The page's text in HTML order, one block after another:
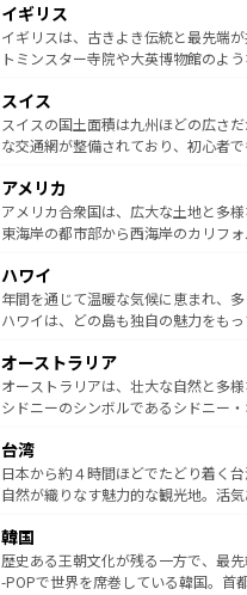
いる。シャンパンの発祥地であるラン
香り高いラベンダー畑など、多彩な
らに、パリ以外の地域にも魅力が溢
れる地方に足を運ぶとそれぞれで全く
きるだろう。 なお、新着のフラン
を参照してほしい。
顔を持つこの国は、どこを歩いても飽
ルリンの文化的活気、バイエルン州
してライン川沿いのワイン畑といっ
は、お酒好きな人にはぜひ体験してほしい。 なお
ドイツ情報はコンテンツ一覧を参照
イギリス
イギリスは、古きよき伝統と最先端
トミンスター寺院や大英博物館のよ
リアごとに異なる魅力がある。また、
ティー、ビール好きにはたまらない
戦など、本場だからこそできる体験
ンツ一覧を参照してほしい。
スイス
スイスの国土面積は九州ほどの広さ
な交通網が整備されており、初心者
の建物がそのまま残る町や、スイスな
博物館もあり、アルプス観光だけでな
ことができる。国民の所得が高いた
ば市内交通費無料で観光を楽しむこともでき
着のスイス情報はコンテンツ一覧 を
アメリカ
アメリカ合衆国は、広大な土地と多様
東海岸の都市部から西海岸のカリフ
のような巨大都市は、観光、ショッピ
ンメントが詰まった刺激的なスポッ
西部には大自然が広がり、グランド
部のニューオーリンズでは、音楽と美
文化が魅力。旅行者はアメリカの各地
しみながら、その多様性と豊かな歴
ならではの贅沢な旅のスタイルだ。 なお、新着のアメリカ
情報はコンテンツ一覧を参照してほ
ハワイ
年間を通じて温暖な気候に恵まれ、
ハワイは、どの島も独自の魅力をも
ワイ島は見逃せない。また、定番の観
島だが、静かな自然を求めるならマウ
おすすめ。エメラルドグリーンに輝
れるおもてなしの心で訪れる人々を迎
人々、おいしいローカルフードやハ
ク、伝統的なフラダンスなど、すべ
ワイを、存分に味わってほしい。 なお、新着のハワイ情報
はコンテンツ一覧を参照してほしい。
オーストラリア
オーストラリアは、壮大な自然と多様
シドニーのシンボルであるシドニー
リアリーフや大陸中央部にそびえるウ
ク）、タスマニアの美しい原生林や
ど、見どころがたくさん。また、カ
いる。アクティビティも充実しており
ビング、ハイキングなど、アウトド
い。オーストラリアの多彩な魅力を
台湾
日本から約４時間ほどでたどり着く
自然が織りなす魅力的な観光地。活
ン）、静ひつな山岳地帯である台湾東
と山間の静けさが共存しており、訪
驚きをもたらしてくれる。また、奥
韓国
歴史ある王朝文化が残る一方で、最
-POPで世界を席巻している韓国。首